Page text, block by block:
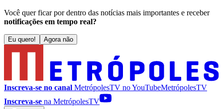
Você quer ficar por dentro das notícias mais importantes e receber
notificações em tempo real?
Eu quero! Agora não
Inscreva-se no canal MetrópolesTV noYouTubeMetrópolesTV
Inscreva-se na MetrópolesTV